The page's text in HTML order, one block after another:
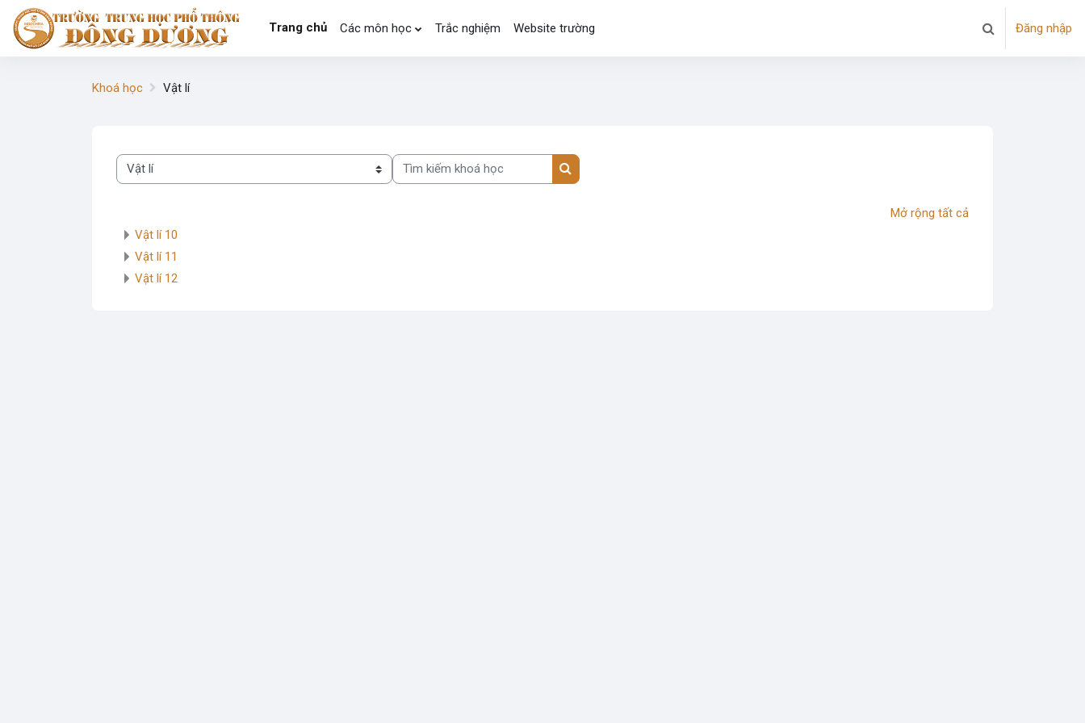
Chuyển tới nội dung chính
Trang chủ
Các môn học Trắc nghiệm Website trường
Chuyển đổi chọn
Đăng nhập
Khoá học Vật lí
Danh mục khoá học
Tìm kiếm khoá học
Tìm kiếm khoá học
Mở rộng tất cả
Vật lí 10
Vật lí 11
Vật lí 12